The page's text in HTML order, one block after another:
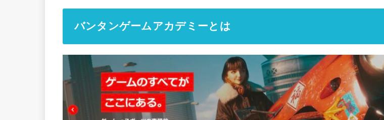
バンタンゲームアカデミーとは